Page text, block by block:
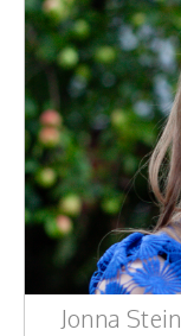
Mångfald och
Omvärld,
Pedagogik,
Teamwork,
Vård, omsorg,
Kända personer
Jonna